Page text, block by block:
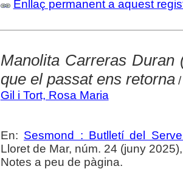
Enllaç permanent a aquest
Manolita Carreras Duran
que el passat ens retorna/
Gil i Tort, Rosa Maria
En: Sesmond : Butlletí del
Lloret de Mar, núm. 24 (juny
Notes a peu de pàgina.